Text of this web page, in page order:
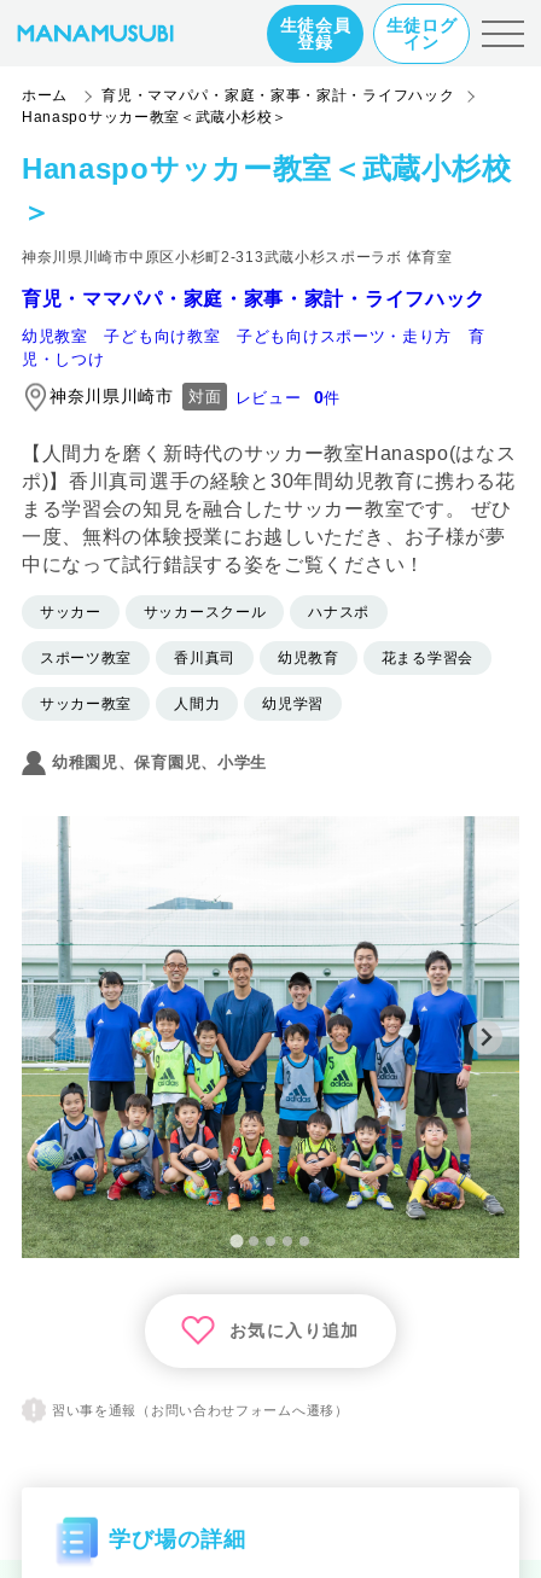
生徒会員
登録
生徒ログ
イン
ホーム
育児・ママパパ・家庭・家事・家計・ライフハック
Hanaspoサッカー教室＜武蔵小杉校＞
Hanaspoサッカー教室＜武蔵小杉校
＞
神奈川県川崎市中原区小杉町2-313武蔵小杉スポーラボ 体育室
育児・ママパパ・家庭・家事・家計・ライフハック
幼児教室 子ども向け教室 子ども向けスポーツ・走り方
育
児・しつけ
神奈川県川崎市 対面 レビュー 0件
【人間力を磨く新時代のサッカー教室Hanaspo(はなス
ポ)】香川真司選手の経験と30年間幼児教育に携わる花
まる学習会の知見を融合したサッカー教室です。 ぜひ
一度、無料の体験授業にお越しいただき、お子様が夢
中になって試行錯誤する姿をご覧ください！
サッカー サッカースクール ハナスポ
スポーツ教室 香川真司 幼児教育 花まる学習会
サッカー教室 人間力 幼児学習
幼稚園児、保育園児、小学生
お気に入り追加
習い事を通報（お問い合わせフォームへ遷移）
学び場の詳細